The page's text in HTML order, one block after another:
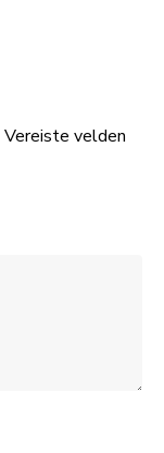
Vereiste velden